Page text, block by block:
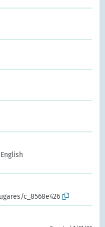
English
c_8568e426